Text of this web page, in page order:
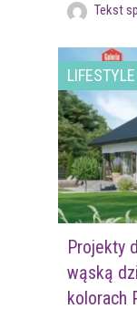
Tekst
LIFESTYLE
Projekty
wąską
kolorach